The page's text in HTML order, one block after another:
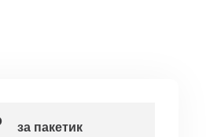
за пакетик